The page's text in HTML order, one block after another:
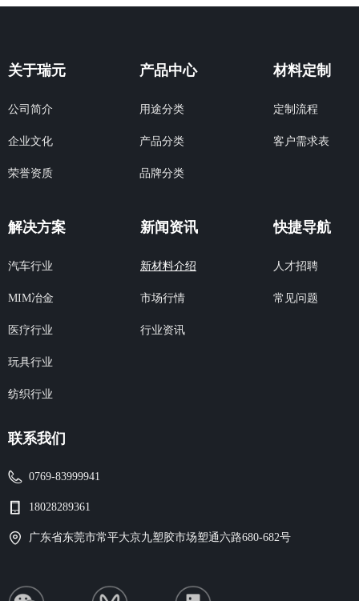
联系我们
0769-83999941
18028289361
广东省东莞市常平大京九塑胶市场塑通六路680-682号
关于瑞元
公司简介
企业文化
荣誉资质
产品中心
用途分类
产品分类
品牌分类
材料定制
定制流程
客户需求表
解决方案
汽车行业
MIM冶金
医疗行业
玩具行业
纺织行业
新闻资讯
新材料介绍
市场行情
行业资讯
快捷导航
人才招聘
常见问题